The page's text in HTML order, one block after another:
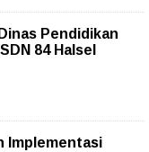
Pendidikan
84 Halsel
Implementasi